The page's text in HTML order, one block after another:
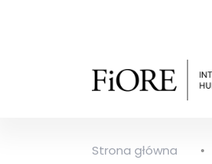
Strona główna